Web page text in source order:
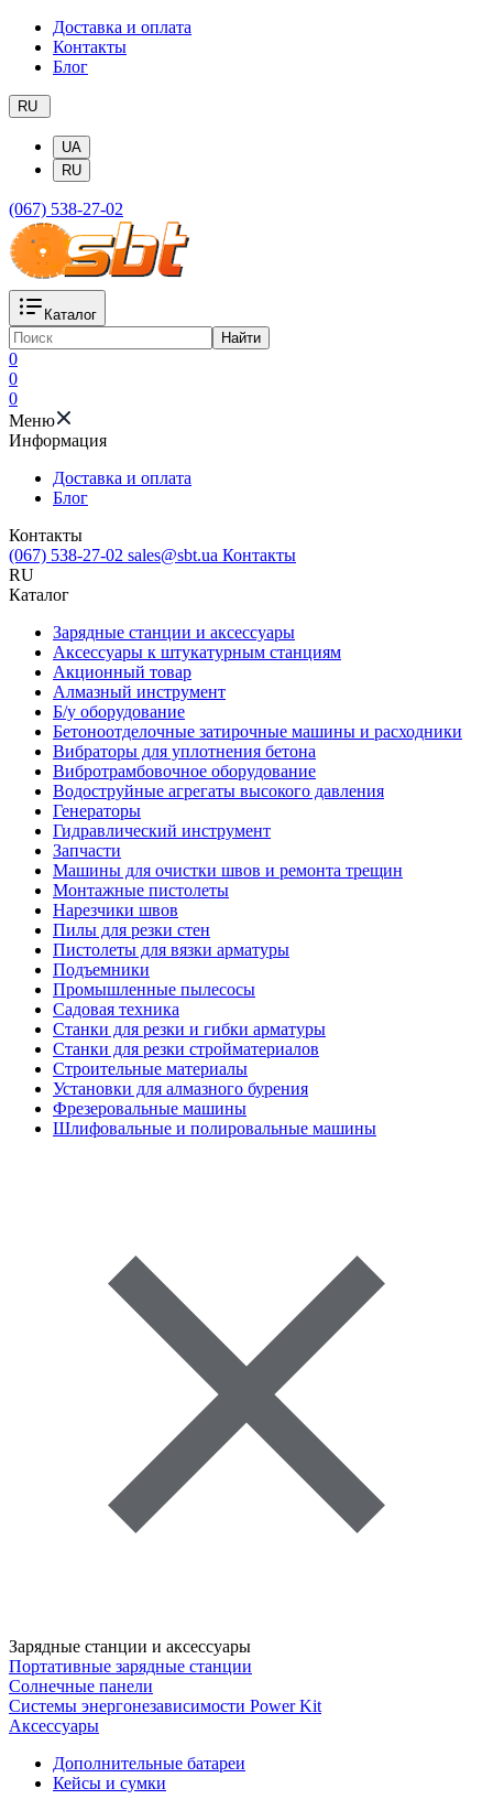
Доставка и оплата
Контакты
Блог
RU
UA
RU
(067) 538-27-02
Каталог
Найти
0
0
0
Меню
Информация
Доставка и оплата
Блог
Контакты
(067) 538-27-02 sales@sbt.ua Контакты
RU
Каталог
Зарядные станции и аксессуары
Аксессуары к штукатурным станциям
Акционный товар
Алмазный инструмент
Б/у оборудование
Бетоноотделочные затирочные машины и расходники
Вибраторы для уплотнения бетона
Вибротрамбовочное оборудование
Водоструйные агрегаты высокого давления
Генераторы
Гидравлический инструмент
Запчасти
Машины для очистки швов и ремонта трещин
Монтажные пистолеты
Нарезчики швов
Пилы для резки стен
Пистолеты для вязки арматуры
Подъемники
Промышленные пылесосы
Садовая техника
Станки для резки и гибки арматуры
Станки для резки стройматериалов
Строительные материалы
Установки для алмазного бурения
Фрезеровальные машины
Шлифовальные и полировальные машины
Зарядные станции и аксессуары
Портативные зарядные станции
Солнечные панели
Системы энергонезависимости Power Kit
Аксессуары
Дополнительные батареи
Кейсы и сумки